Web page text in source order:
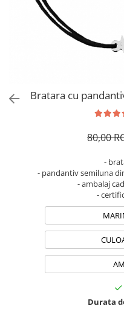
Coliere Transparente cu Stea
Coliere Transparente cu
Coliere Transparente cu
Coliere Transparente cu
Coliere Transparente cu
Coliere Transparente cu
Coliere Transparente cu
Coliere Transparente
Lănțișoare cu Inimioare
Lănțișoare cu Cruce
Lănțișoare cu Soare
Lănțișoare cu Semilună
Lănțișoare cu Animale
Brățări din Argint cu pietre
semiprețioase
Brățări elastice cu pietre
Bratara cu
80,00
-
- pandantiv semiluna
- ambalaj
-
Durata